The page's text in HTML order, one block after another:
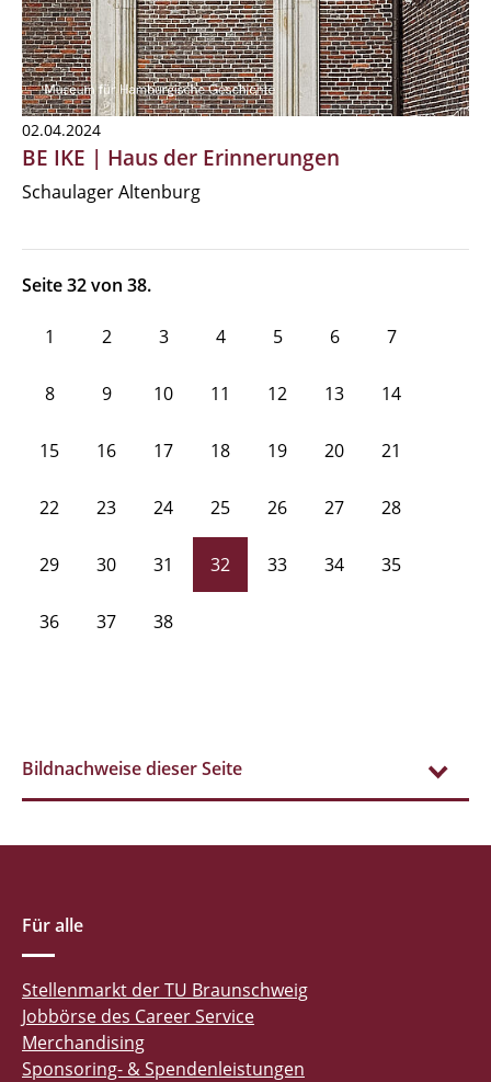
02.04.2024
BE IKE | Haus der Erinnerungen
Schaulager Altenburg
Seite 32 von 38.
1 2 3 4 5 6 7
8 9 10 11 12 13 14
15 16 17 18 19 20 21
22 23 24 25 26 27 28
29 30 31 32 33 34 35
36 37 38
Bildnachweise dieser Seite
Für alle
Stellenmarkt der TU Braunschweig
Jobbörse des Career Service
Merchandising
Sponsoring- & Spendenleistungen